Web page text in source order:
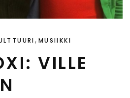
, MUSIIKKI
VILLE